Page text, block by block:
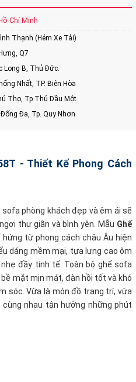
Chí Minh
Thạnh (Hẻm Xe Tải)
Q7
Long B, Thủ Đức.
Nhất, TP. Biên Hòa
Thọ, Tp Thủ Dầu Một
Đa, Tp. Quy Nhơn
- Thiết Kế Phong Cách
phòng khách đẹp và êm ái sẽ
thư giãn và bình yên. Mẫu Ghế
hứng từ phong cách châu Âu hiện
dáng mềm mại, tựa lưng cao ôm
đầy tinh tế. Toàn bộ ghế sofa
mặt mịn mát, đàn hồi tốt và khó
sóc. Vừa là món đồ trang trí, vừa
cùng nhau tận hưởng những phút